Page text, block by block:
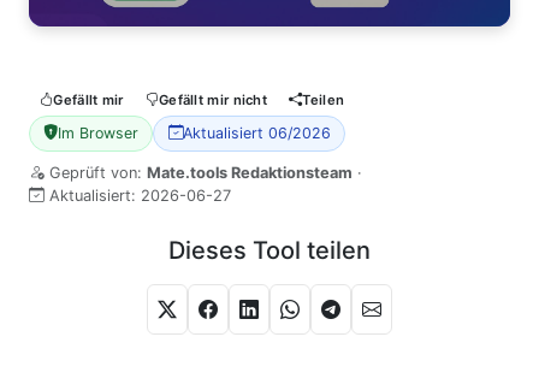
Gefällt mir Gefällt mir nicht Teilen
Im Browser Aktualisiert 06/2026
Geprüft von: Mate.tools Redaktionsteam ·
Aktualisiert: 2026-06-27
Dieses Tool teilen